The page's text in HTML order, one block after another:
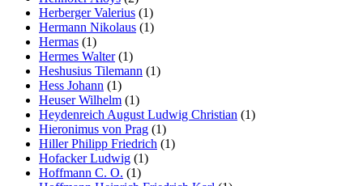
Herberger Valerius (1)
Hermann Nikolaus (1)
Hermas (1)
Hermes Walter(1)
Heshusius Tilemann (1)
Hess Johann (1)
Heuser Wilhelm (1)
Heydenreich August Ludwig Christian (1)
Hieronimus von Prag (1)
Hiller Philipp Friedrich (1)
Hofacker Ludwig (1)
Hoffmann C. O. (1)